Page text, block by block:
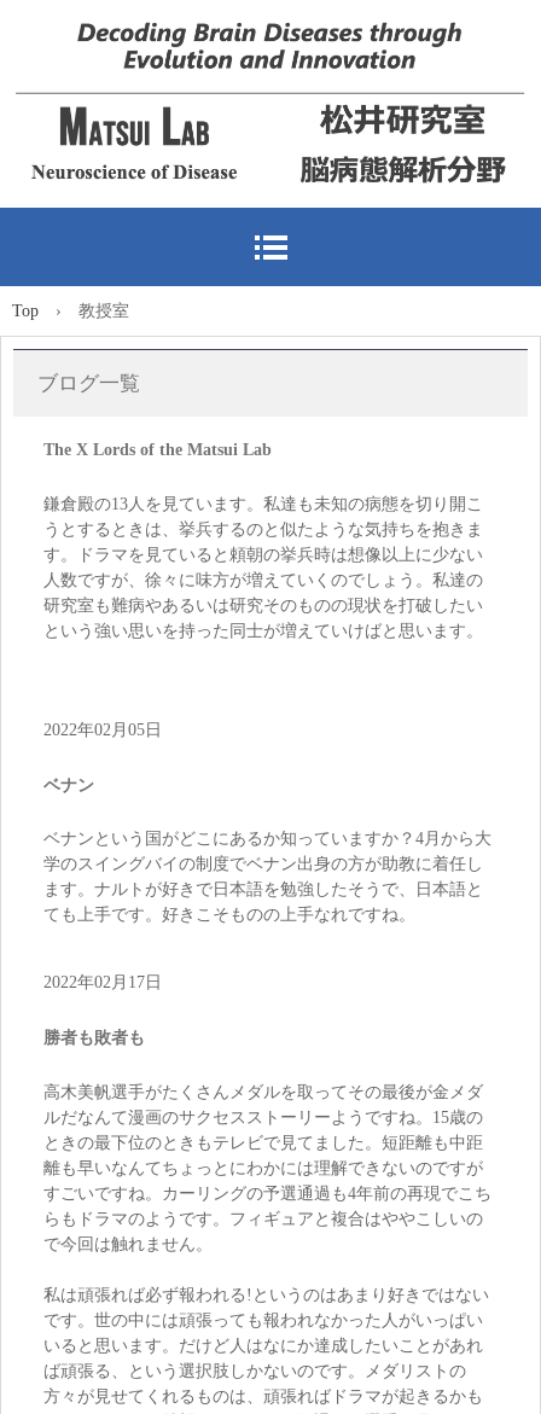
Top › 教授室
ブログ一覧
The X Lords of the Matsui Lab
鎌倉殿の13人を見ています。私達も未知の病態を切り開こ
うとするときは、挙兵するのと似たような気持ちを抱きま
す。ドラマを見ていると頼朝の挙兵時は想像以上に少ない
人数ですが、徐々に味方が増えていくのでしょう。私達の
研究室も難病やあるいは研究そのものの現状を打破したい
という強い思いを持った同士が増えていけばと思います。
2022年02月05日
ベナン
ベナンという国がどこにあるか知っていますか？4月から大
学のスイングバイの制度でベナン出身の方が助教に着任し
ます。ナルトが好きで日本語を勉強したそうで、日本語と
ても上手です。好きこそものの上手なれですね。
2022年02月17日
勝者も敗者も
高木美帆選手がたくさんメダルを取ってその最後が金メダ
ルだなんて漫画のサクセスストーリーようですね。15歳の
ときの最下位のときもテレビで見てました。短距離も中距
離も早いなんてちょっとにわかには理解できないのですが
すごいですね。カーリングの予選通過も4年前の再現でこち
らもドラマのようです。フィギュアと複合はややこしいの
で今回は触れません。
私は頑張れば必ず報われる!というのはあまり好きではない
です。世の中には頑張っても報われなかった人がいっぱい
いると思います。だけど人はなにか達成したいことがあれ
ば頑張る、という選択肢しかないのです。メダリストの
方々が見せてくれるものは、頑張ればドラマが起きるかも